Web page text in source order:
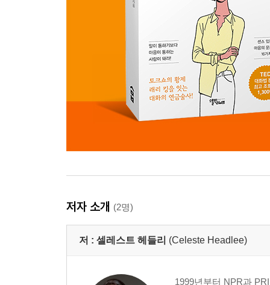
저자 소개 (2명)
저 : 셀레스트 헤들리 (Celeste Headlee)
1999년부터 NPR과